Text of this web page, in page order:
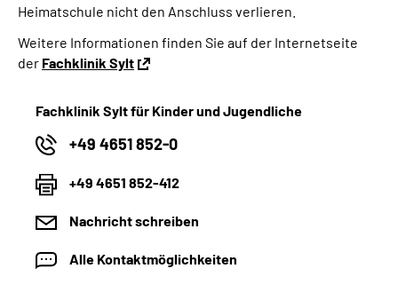
Heimatschule nicht den Anschluss verlieren.
Weitere Informationen finden Sie auf der Internetseite
der Fachklinik Sylt
Fachklinik Sylt für Kinder und Jugendliche
+49 4651 852-0
+49 4651 852-412
Nachricht schreiben
Alle Kontaktmöglichkeiten